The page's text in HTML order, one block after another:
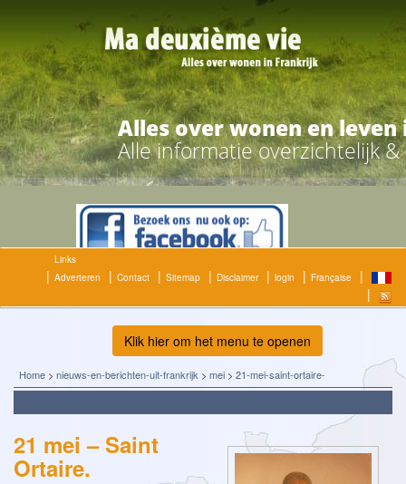
Alles over wonen en
Alle informatie overzichtelijk
Links
Adverteren
Contact Sitemap Disclaimer login Française
Klik hier om het menu te openen
Home > nieuws-en-berichten-uit-frankrijk > mei > 21-mei-saint-ortaire-
21 mei – Saint
Ortaire.